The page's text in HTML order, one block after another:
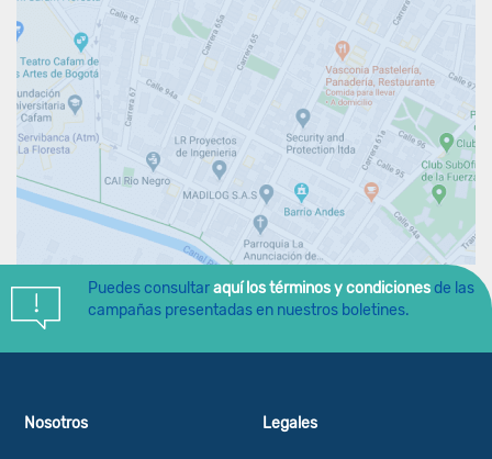
Puedes consultaraquí los términos y condicionesde las
campañas presentadas en nuestros boletines.
Nosotros Legales